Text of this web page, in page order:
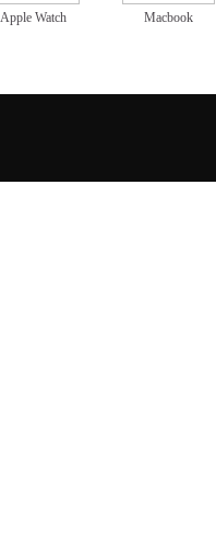
Apple Watch Macbook